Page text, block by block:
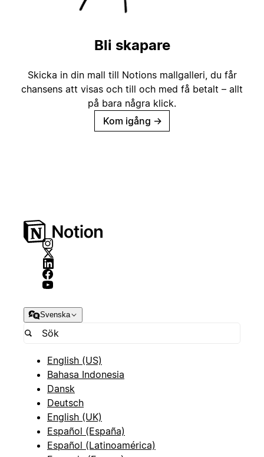
Bli skapare
Skicka in din mall till Notions mallgalleri, du får
chansens att visas och till och med få betalt – allt
på bara några klick.
Kom igång →
Svenska
English (US)
Bahasa Indonesia
Dansk
Deutsch
English (UK)
Español (España)
Español (Latinoamérica)